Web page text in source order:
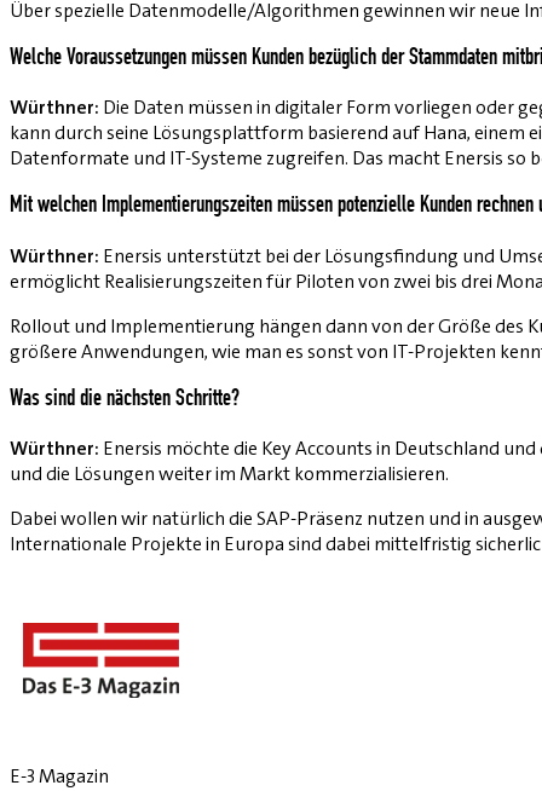
Über spezielle Datenmodelle/Algorithmen gewinnen wir neue
Welche Voraussetzungen müssen Kunden bezüglich der Stammdaten
Würthner: Die Daten müssen in digitaler Form vorliegen oder
kann durch seine Lösungsplattform basierend auf Hana,
Datenformate und IT-Systeme zugreifen. Das macht Enersis
Mit welchen Implementierungszeiten müssen potenzielle Kunden
Würthner: Enersis unterstützt bei der Lösungsfindung und
ermöglicht Realisierungszeiten für Piloten von zwei bis drei
Rollout und Implementierung hängen dann von der Größe des
größere Anwendungen, wie man es sonst von IT-Projekten
Was sind die nächsten Schritte?
Würthner: Enersis möchte die Key Accounts in Deutschland
und die Lösungen weiter im Markt kommerzialisieren.
Dabei wollen wir natürlich die SAP-Präsenz nutzen und in
Internationale Projekte in Europa sind dabei mittelfristig
E-3 Magazin